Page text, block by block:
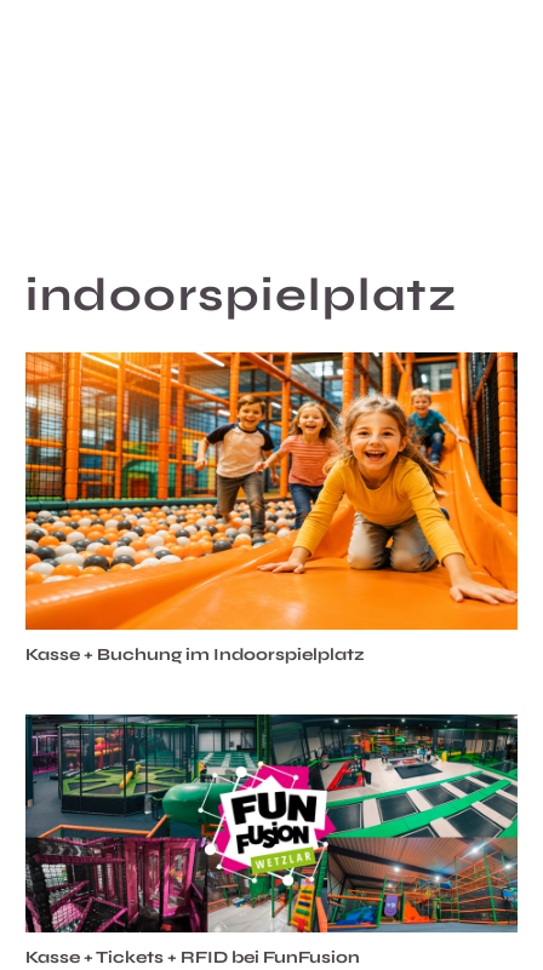
indoorspielplatz
Kasse + Buchung im Indoorspielplatz
Kasse + Tickets + RFID bei FunFusion